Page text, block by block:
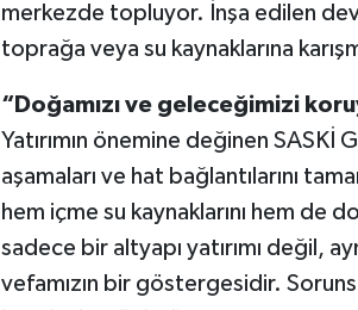
merkezde topluyor. İnşa edilen
toprağa veya su kaynaklarına
“Doğamızı ve geleceğimizi
Yatırımın önemine değinen SASKİ
aşamaları ve hat bağlantılarını
hem içme su kaynaklarını hem de
sadece bir altyapı yatırımı değil,
vefamızın bir göstergesidir.